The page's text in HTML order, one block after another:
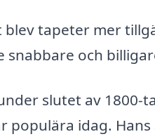
tapeter mer
och
slutet av 1800-
idag. Hans